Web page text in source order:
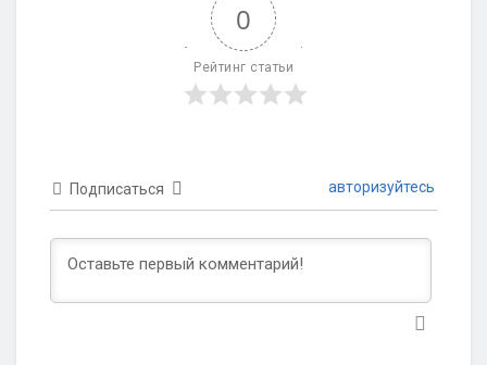
0
Рейтинг статьи
Подписаться авторизуйтесь